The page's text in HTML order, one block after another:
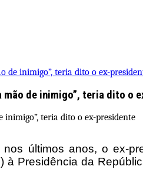
de inimigo”, teria dito o ex-
mão de inimigo”, teria dito o
últimos anos, o ex-
Presidência da